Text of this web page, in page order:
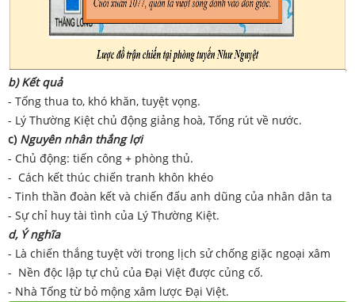
b) Kết quả
- Tống thua to, khó khăn, tuyệt vọng.
- Lý Thường Kiệt chủ động giảng hoà, Tống rút về nước.
c) Nguyên nhân thắng lợi
- Chủ động: tiến công + phòng thủ.
- Cách kết thúc chiến tranh khôn khéo
- Tinh thần đoàn kết và chiến đấu anh dũng của nhân dân ta
- Sự chỉ huy tài tình của Lý Thường Kiệt.
d, Ý nghĩa
- Là chiến thắng tuyệt vời trong lịch sử chống giặc ngoại xâm
- Nền độc lập tự chủ của Đại Việt được củng cố.
- Nhà Tống từ bỏ mộng xâm lược Đại Việt.